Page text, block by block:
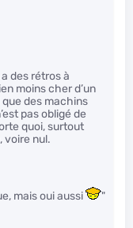
des rétros à
moins cher d’un
des machins
pas obligé de
quoi, surtout
voire nul.
mais oui aussi
"